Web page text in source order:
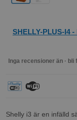
SHELLY-PLUS-I4
Inga recensioner än ·
Shelly i3 är en infälld